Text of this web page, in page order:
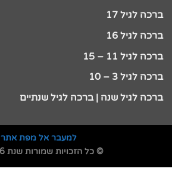
ברכה לגיל 17
ברכה לגיל 16
ברכה לגיל 11 – 15
ברכה לגיל 3 – 10
ברכה לגיל שנה | ברכה לגיל שנתיים
למעבר אל מפת אתר
© כל הזכויות שמורות שנת 2026 ©